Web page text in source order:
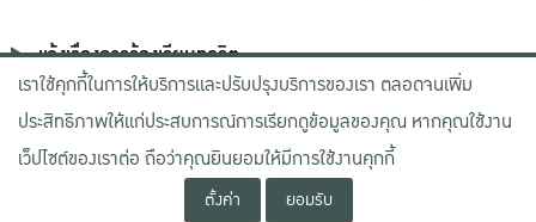
แจ้งเรื่องการร้องเรียนทุจริต
ช่องทางมหาวิทยาลัย
เกษตรศาสตร์
ช่องทางสำนักงาน ป.ป.ช.
ช่องทางสำนักงาน ป.ป.ท.
เราใช้คุกกี้ในการให้บริการและปรับปรุงบริการของเรา ตลอดจนเพิ่ม
ประสิทธิภาพให้แก่ประสบการณ์การเรียกดูข้อมูลของคุณ หากคุณใช้งาน
เว็ปไซต์ของเราต่อ ถือว่าคุณยินยอมให้มีการใช้งานคุกกี้
ตั้งค่า ยอมรับ